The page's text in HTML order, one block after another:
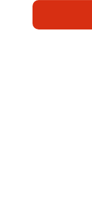
たことのないアダ